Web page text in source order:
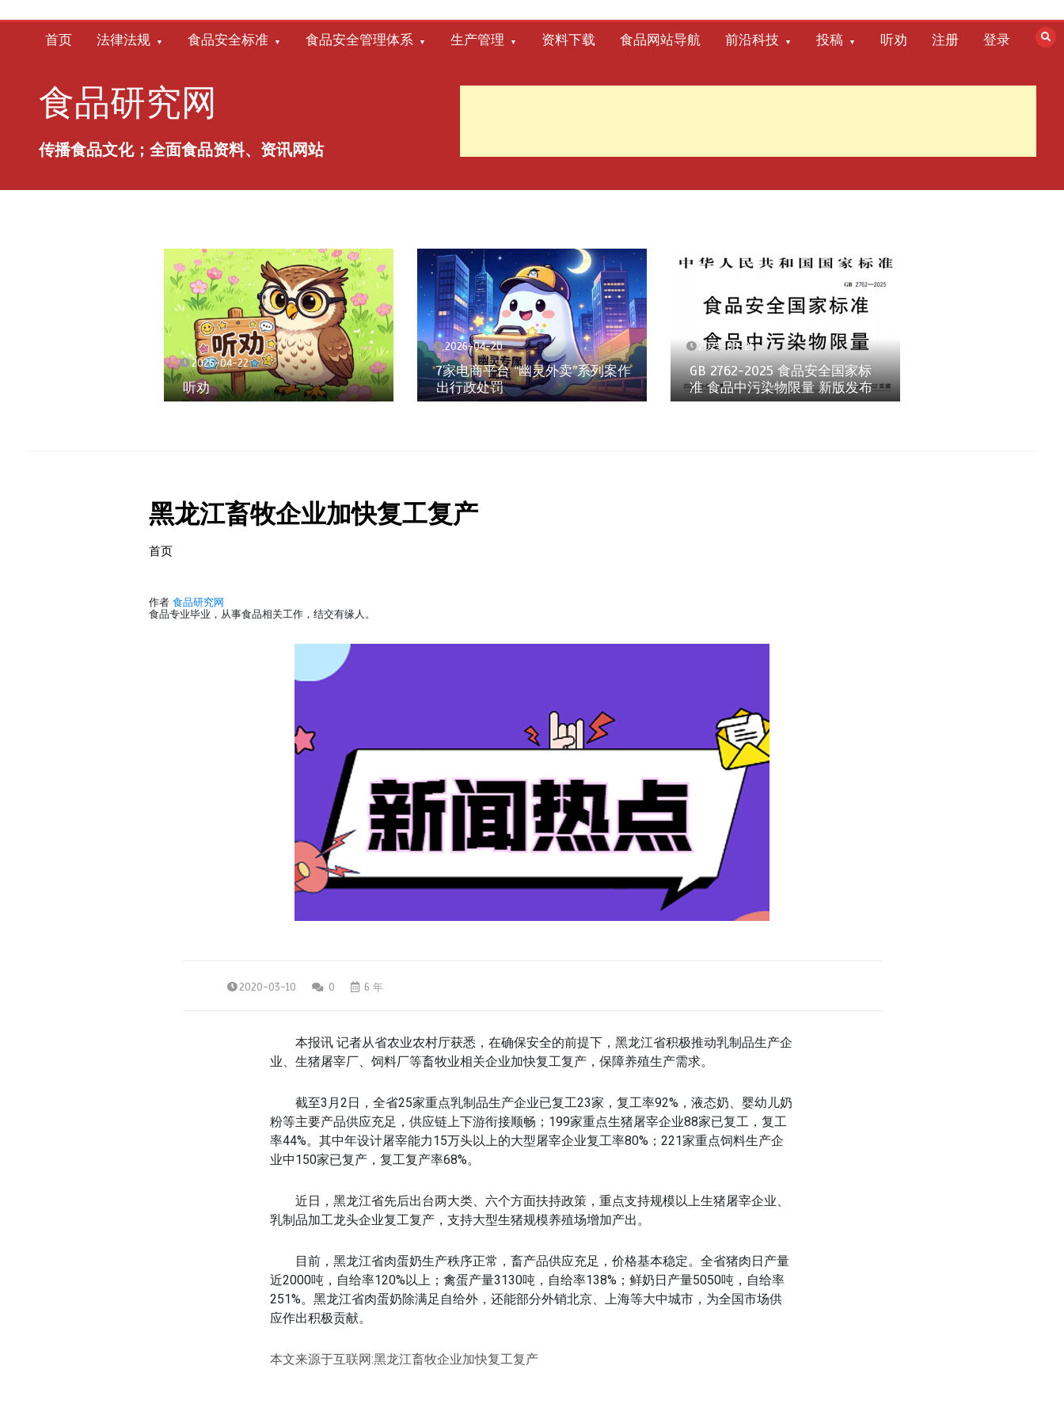
首页 法律法规 食品安全标准 食品安全管理体系 生产管理 资料下载 食品网站导航 前沿科技 投稿 听劝 注册 登录
食品研究网
传播食品文化；全面食品资料、资讯网站
2026-04-22
听劝
2026-04-20
7家电商平台 “幽灵外卖”系列案作
出行政处罚
2025-09-25
GB 2762-2025 食品安全国家标
准 食品中污染物限量 新版发布
黑龙江畜牧企业加快复工复产
首页
作者食品研究网
食品专业毕业，从事食品相关工作，结交有缘人。
2020-03-10 0 6 年
本报讯 记者从省农业农村厅获悉，在确保安全的前提下，黑龙江省积极推动乳制品生产企
业、生猪屠宰厂、饲料厂等畜牧业相关企业加快复工复产，保障养殖生产需求。
截至3月2日，全省25家重点乳制品生产企业已复工23家，复工率92%，液态奶、婴幼儿奶
粉等主要产品供应充足，供应链上下游衔接顺畅；199家重点生猪屠宰企业88家已复工，复工
率44%。其中年设计屠宰能力15万头以上的大型屠宰企业复工率80%；221家重点饲料生产企
业中150家已复产，复工复产率68%。
近日，黑龙江省先后出台两大类、六个方面扶持政策，重点支持规模以上生猪屠宰企业、
乳制品加工龙头企业复工复产，支持大型生猪规模养殖场增加产出。
目前，黑龙江省肉蛋奶生产秩序正常，畜产品供应充足，价格基本稳定。全省猪肉日产量
近2000吨，自给率120%以上；禽蛋产量3130吨，自给率138%；鲜奶日产量5050吨，自给率
251%。黑龙江省肉蛋奶除满足自给外，还能部分外销北京、上海等大中城市，为全国市场供
应作出积极贡献。
本文来源于互联网:黑龙江畜牧企业加快复工复产